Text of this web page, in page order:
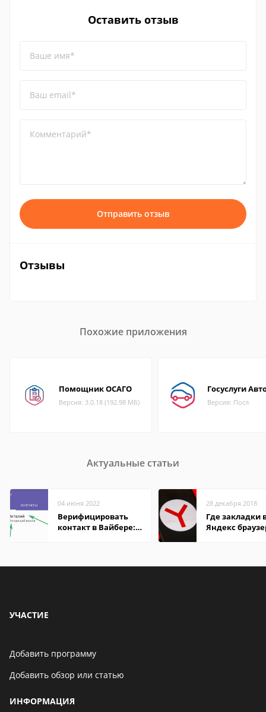
Оставить отзыв
Ваше имя*
Ваш email*
Комментарий*
Отправить отзыв
Отзывы
Похожие приложения
Помощник ОСАГО
Версия: 3.0.18 (192.98 МБ)
Госуслуги
Версия: Посл
Актуальные статьи
04 июня 2022
Верифицировать
контакт в Вайбере:
28 декабря 2018
Где закладки
Яндекс
УЧАСТИЕ
Добавить программу
Добавить обзор или статью
ИНФОРМАЦИЯ